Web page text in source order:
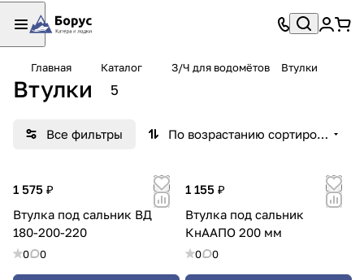
Главная Каталог З/Ч для водомётов Втулки
Втулки 5
Все фильтры
1 575 ₽
Втулка под сальник ВД
180-200-220
0 0
1 155 ₽
Втулка под сальник
КнААПО 200 мм
0 0